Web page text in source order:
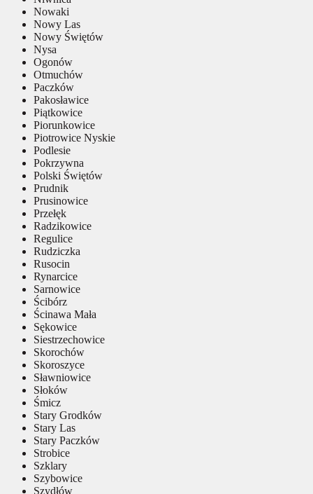
Nowaki
Nowy Las
Nowy Świętów
Nysa
Ogonów
Otmuchów
Paczków
Pakosławice
Piątkowice
Piorunkowice
Piotrowice Nyskie
Podlesie
Pokrzywna
Polski Świętów
Prudnik
Prusinowice
Przełęk
Radzikowice
Regulice
Rudziczka
Rusocin
Rynarcice
Sarnowice
Ścibórz
Ścinawa Mała
Sękowice
Siestrzechowice
Skorochów
Skoroszyce
Sławniowice
Słoków
Śmicz
Stary Grodków
Stary Las
Stary Paczków
Strobice
Szklary
Szybowice
Szydłów